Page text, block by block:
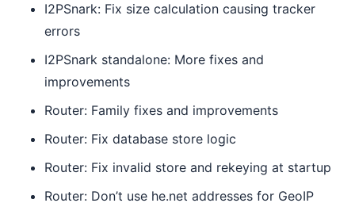
I2PSnark: Fix size calculation causing tracker
errors
I2PSnark standalone: More fixes and
improvements
Router: Family fixes and improvements
Router: Fix database store logic
Router: Fix invalid store and rekeying at startup
Router: Don’t use he.net addresses for GeoIP